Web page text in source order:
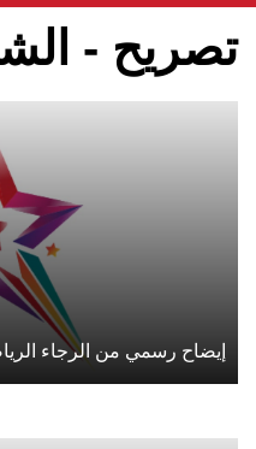
تصريح -
إيضاح رسمي من الرجاء